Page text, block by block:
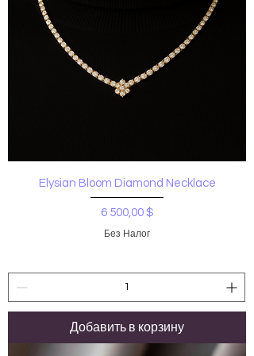
Elysian Bloom Diamond Necklace
Цена
6 500,00 $
Без Налог
Добавить в корзину